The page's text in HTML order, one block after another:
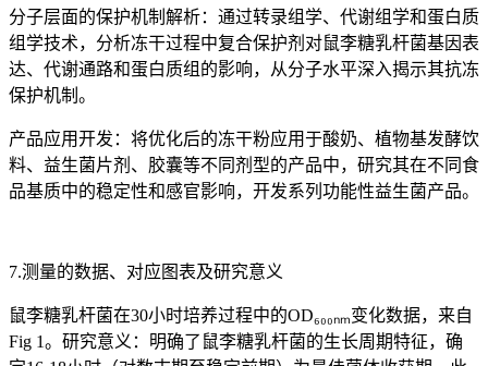
分子层面的保护机制解析：通过转录组学、代谢组学和蛋白质
组学技术，分析冻干过程中复合保护剂对鼠李糖乳杆菌基因表
达、代谢通路和蛋白质组的影响，从分子水平深入揭示其抗冻
保护机制。
产品应用开发：将优化后的冻干粉应用于酸奶、植物基发酵饮
料、益生菌片剂、胶囊等不同剂型的产品中，研究其在不同食
品基质中的稳定性和感官影响，开发系列功能性益生菌产品。
7.测量的数据、对应图表及研究意义
鼠李糖乳杆菌在30小时培养过程中的OD₆₀₀ₙₘ变化数据，来自
Fig 1。研究意义：明确了鼠李糖乳杆菌的生长周期特征，确